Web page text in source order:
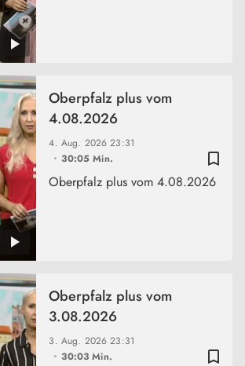
bookmark_border
4. Aug. 202623:31
30:05 Min.
Oberpfalz plus vom
4.08.2026
Oberpfalz plus vom 4.08.2026
bookmark_border
3. Aug. 202623:31
30:03 Min.
Oberpfalz plus vom
3.08.2026